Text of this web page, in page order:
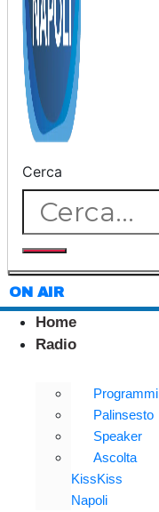
Cerca
ON AIR
Home
Radio
Programmi
Palinsesto
Speaker
Ascolta
KissKiss
Napoli